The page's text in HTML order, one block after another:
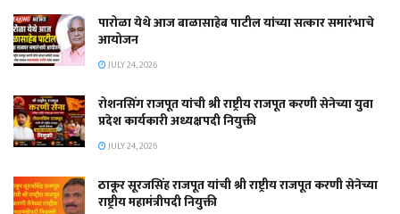
पारोळा येथे आज बाळासाहेब पाटील यांच्या सत्कार समारंभाचे
आयोजन
JULY 24, 2026
रोशनसिंग राजपूत यांची श्री राष्ट्रीय राजपूत करणी सेनेच्या युवा
प्रदेश कार्यकारी अध्यक्षपदी नियुक्ती
JULY 24, 2026
ठाकूर सूरजसिंह राजपूत यांची श्री राष्ट्रीय राजपूत करणी सेनेच्या
राष्ट्रीय महामंत्रीपदी नियुक्ती